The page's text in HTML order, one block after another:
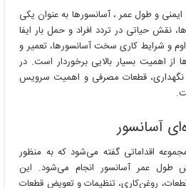
ایمنی و طول عمر ، آسانسورها به عنوان یکی
نقش حیاتی در تردد افراد و حمل بار ایفا
و شرایط کاری سخت آسانسورها، تعمیر و
اهمیت بسیار بالایی برخوردار است. در
نگهداری، قطعات مصرفی و اهمیت سرویس
آسانسور
اقداماتی گفته می‌شود که به منظور
طول عمر آسانسور انجام می‌شود. این
روغن‌کاری، تنظیمات و تعویض قطعات